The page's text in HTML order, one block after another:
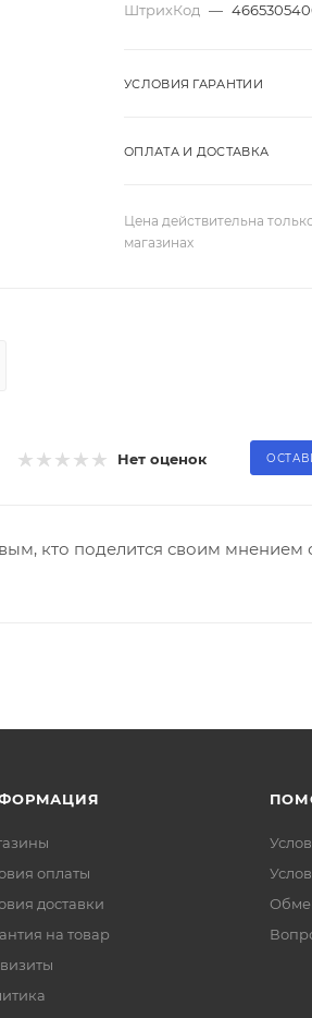
ШтрихКод —
УСЛОВИЯ ГАРАНТИИ
ОПЛАТА И ДОСТАВКА
Цена действительна
магазинах
Нет оценок
кто поделится своим мнением
оплаты
доставки
на товар